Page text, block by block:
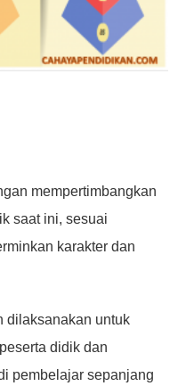
mempertimbangkan
saat ini, sesuai
karakter dan
dilaksanakan untuk
didik dan
pembelajar sepanjang